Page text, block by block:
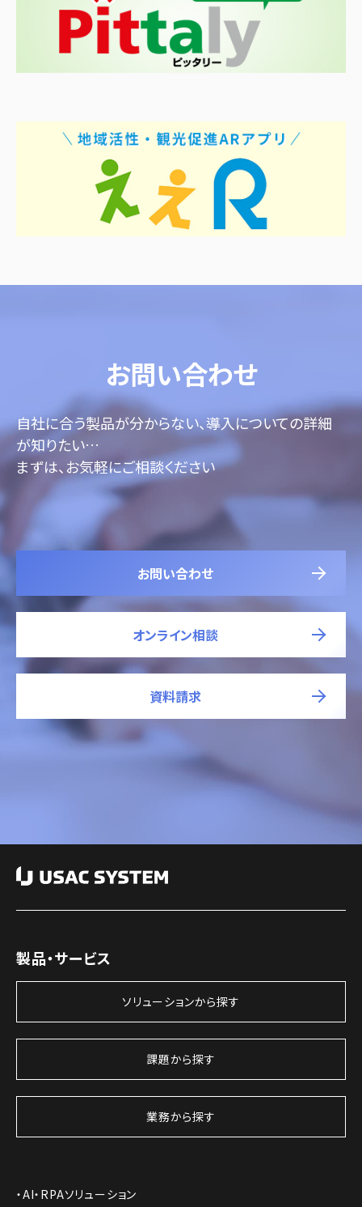
お問い合わせ
自社に合う製品が分からない、導入についての詳細
が知りたい…
まずは、お気軽にご相談ください
お問い合わせ
オンライン相談
資料請求
製品・サービス
ソリューションから探す
課題から探す
業務から探す
AI・RPAソリューション